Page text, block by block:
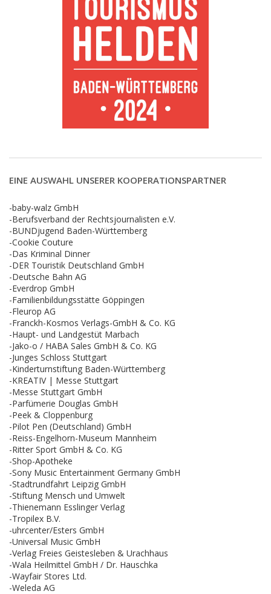
EINE AUSWAHL UNSERER KOOPERATIONSPARTNER
-baby-walz GmbH
-Berufsverband der Rechtsjournalisten e.V.
-BUNDjugend Baden-Württemberg
-Cookie Couture
-Das Kriminal Dinner
-DER Touristik Deutschland GmbH
-Deutsche Bahn AG
-Everdrop GmbH
-Familienbildungsstätte Göppingen
-Fleurop AG
-Franckh-Kosmos Verlags-GmbH & Co. KG
-Haupt- und Landgestüt Marbach
-Jako-o / HABA Sales GmbH & Co. KG
-Junges Schloss Stuttgart
-Kinderturnstiftung Baden-Württemberg
-KREATIV | Messe Stuttgart
-Messe Stuttgart GmbH
-Parfümerie Douglas GmbH
-Peek & Cloppenburg
-Pilot Pen (Deutschland) GmbH
-Reiss-Engelhorn-Museum Mannheim
-Ritter Sport GmbH & Co. KG
-Shop-Apotheke
-Sony Music Entertainment Germany GmbH
-Stadtrundfahrt Leipzig GmbH
-Stiftung Mensch und Umwelt
-Thienemann Esslinger Verlag
-Tropilex B.V.
-uhrcenter/Esters GmbH
-Universal Music GmbH
-Verlag Freies Geistesleben & Urachhaus
-Wala Heilmittel GmbH / Dr. Hauschka
-Wayfair Stores Ltd.
-Weleda AG